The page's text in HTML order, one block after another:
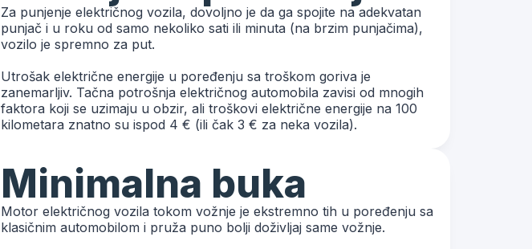
Za punjenje električnog vozila, dovoljno je da ga spojite na adekvatan
punjač i u roku od samo nekoliko sati ili minuta (na brzim punjačima),
vozilo je spremno za put.
Utrošak električne energije u poređenju sa troškom goriva je
zanemarljiv. Tačna potrošnja električnog automobila zavisi od mnogih
faktora koji se uzimaju u obzir, ali troškovi električne energije na 100
kilometara znatno su ispod 4 € (ili čak 3 € za neka vozila).
Minimalna buka
Motor električnog vozila tokom vožnje je ekstremno tih u poređenju sa
klasičnim automobilom i pruža puno bolji doživljaj same vožnje.